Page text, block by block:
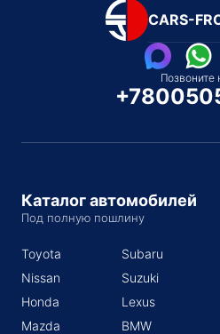
CARS-
Позвоните
Каталог автомобилей
Под полную пошлину
Toyota
Nissan
Honda
Mazda
Subaru
Suzuki
Lexus
BMW